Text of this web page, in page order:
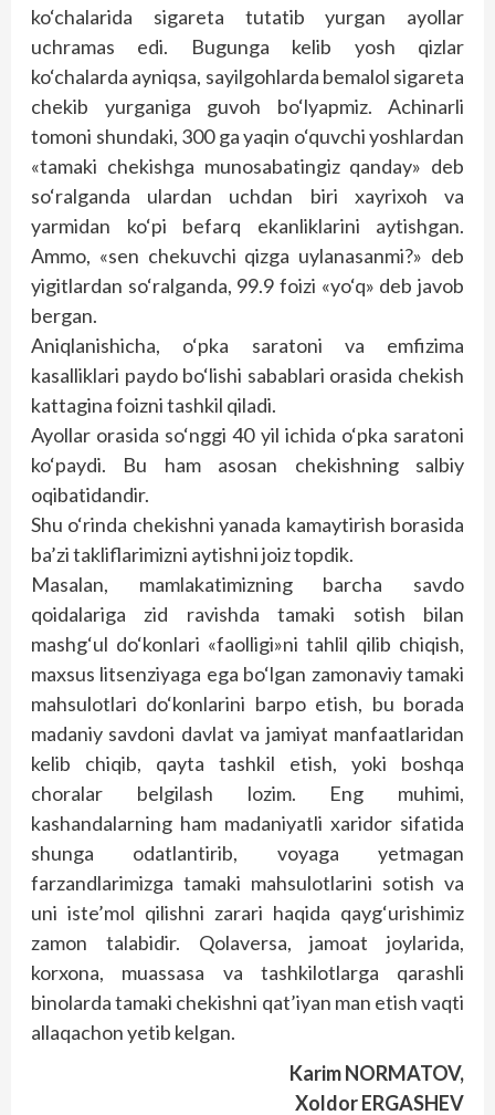
ko‘chalarida sigareta tutatib yurgan ayollar
uchramas edi. Bugunga kelib yosh qizlar
ko‘chalarda ayniqsa, sayilgohlarda bemalol sigareta
chekib yurganiga guvoh bo‘lyapmiz. Achinarli
tomoni shundaki, 300 ga yaqin o‘quvchi yoshlardan
«tamaki chekishga munosabatingiz qanday» deb
so‘ralganda ulardan uchdan biri xayrixoh va
yarmidan ko‘pi befarq ekanliklarini aytishgan.
Ammo, «sen chekuvchi qizga uylanasanmi?» deb
yigitlardan so‘ralganda, 99.9 foizi «yo‘q» deb javob
bergan.
Aniqlanishicha, o‘pka saratoni va emfizima
kasalliklari paydo bo‘lishi sabablari orasida chekish
kattagina foizni tashkil qiladi.
Ayollar orasida so‘nggi 40 yil ichida o‘pka saratoni
ko‘paydi. Bu ham asosan chekishning salbiy
oqibatidandir.
Shu o‘rinda chekishni yanada kamaytirish borasida
ba’zi takliflarimizni aytishni joiz topdik.
Masalan, mamlakatimizning barcha savdo
qoidalariga zid ravishda tamaki sotish bilan
mashg‘ul do‘konlari «faolligi»ni tahlil qilib chiqish,
maxsus litsenziyaga ega bo‘lgan zamonaviy tamaki
mahsulotlari do‘konlarini barpo etish, bu borada
madaniy savdoni davlat va jamiyat manfaatlaridan
kelib chiqib, qayta tashkil etish, yoki boshqa
choralar belgilash lozim. Eng muhimi,
kashandalarning ham madaniyatli xaridor sifatida
shunga odatlantirib, voyaga yetmagan
farzandlarimizga tamaki mahsulotlarini sotish va
uni iste’mol qilishni zarari haqida qayg‘urishimiz
zamon talabidir. Qolaversa, jamoat joylarida,
korxona, muassasa va tashkilotlarga qarashli
binolarda tamaki chekishni qat’iyan man etish vaqti
allaqachon yetib kelgan.
Karim NORMATOV,
Xoldor ERGASHEV